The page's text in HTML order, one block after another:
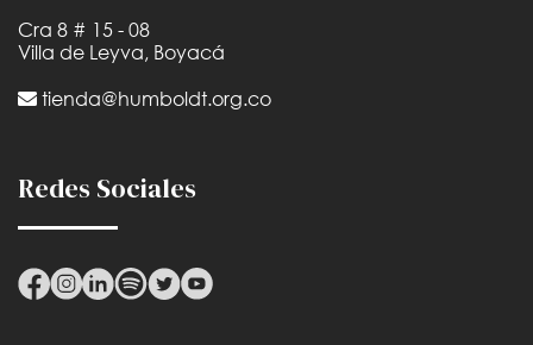
Cra 8 # 15 - 08
Villa de Leyva, Boyacá
tienda@humboldt.org.co
Redes Sociales